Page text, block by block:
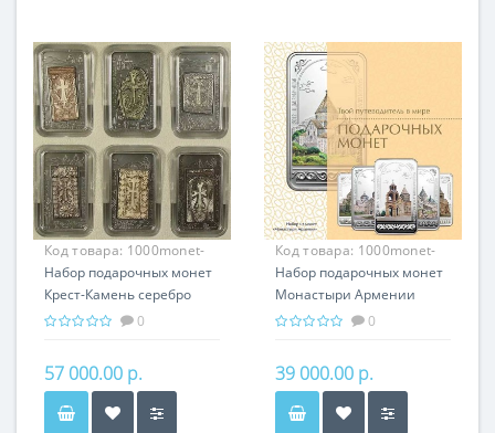
Код товара: 1000monet-
003
Набор подарочных монет
Крест-Камень серебро
150.00 гр - провославный
Хачкары
0
57 000.00 р.
Код товара: 1000monet-
002
Набор подарочных монет
Монастыри Армении
серебро 150.00 гр -
Армении
0
39 000.00 р.